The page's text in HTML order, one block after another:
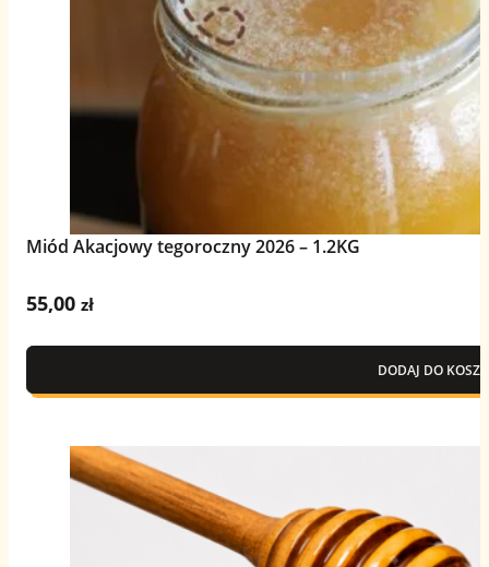
Miód Akacjowy tegoroczny 2026 – 1.2KG
55,00zł
DODAJ DO